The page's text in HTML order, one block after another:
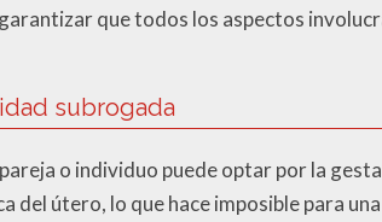
que todos los aspectos
subrogada
o individuo puede optar por la
del útero, lo que hace imposible para